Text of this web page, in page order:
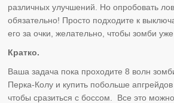
различных улучшений. Но опробовать
обязательно! Просто подходите к
его за очки, желательно, чтобы зомби
Кратко.
Ваша задача пока проходите 8 волн
Перка-Колу и купить побольше
чтобы сразиться с боссом. Все это